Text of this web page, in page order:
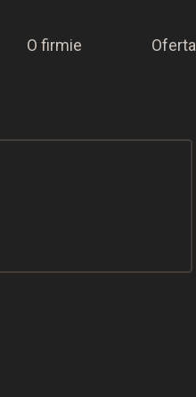
O firmie Oferta